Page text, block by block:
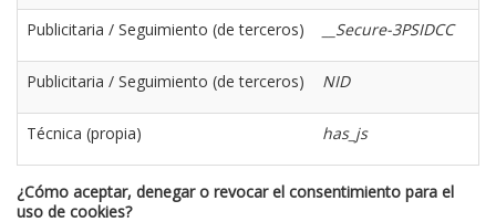
Publicitaria / Seguimiento (de terceros) __Secure-3PSIDCC
Publicitaria / Seguimiento (de terceros) NID
Técnica (propia) has_js
¿Cómo aceptar, denegar o revocar el consentimiento para el
uso de cookies?